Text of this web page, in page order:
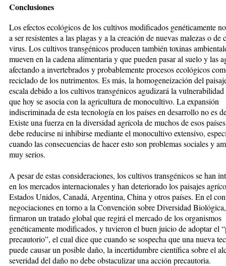
Conclusiones
Los efectos ecológicos de los cultivos mo­dificados genéticamente
a ser resistentes a las plagas y a la crea­ción de nuevas malezas o de
virus. Los cultivos transgéni­cos producen también toxinas
mueven en la cadena ali­­mentaria y que pueden pasar al suelo y las
afectando a invertebrados y probablemente procesos eco­ló­gicos
reciclado de los nutrimentos. Es más, la homogeneización del
escala debido a los cultivos transgénicos agudizará la
que hoy se asocia con la agricultura de monocultivo. La expansión
indiscriminada de esta tecnología en los países en desarrollo no es
Existe una fuerza en la diversidad agrícola de muchos de esos
debe reducirse ni inhi­­birse mediante el monocultivo ex­ten­sivo,
cuando las con­se­cuen­cias de hacer esto son problemas so­cia­les y
muy serios.
A pesar de estas consideraciones, los cultivos transgénicos se han
en los mercados internacio­­na­les y han deteriorado los paisajes
Estados Unidos, Canadá, Argentina, China y otros países. En el
negociaciones en torno a la Convención sobre Diversidad
firmaron un tra­ta­do glo­bal que regirá el mercado de los organismos
genéticamente mo­di­fi­cados, y tuvieron el buen juicio de adoptar el
precautorio”, el cual dice que cuando se sospe­cha que una nueva
puede causar un posible daño, la incertidum­bre cientí­fica sobre el
se­­ve­ridad del daño no debe obstaculizar una acción precautoria.